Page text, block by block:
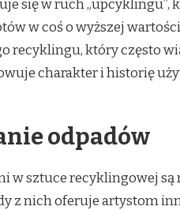
się w ruch „upcyklingu”,
w coś o wyższej
recyklingu, który często
charakter i historię
odpadów
w sztuce recyklingowej są
z nich oferuje artystom